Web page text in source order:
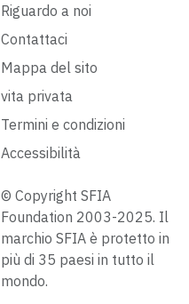
Riguardo a noi
Contattaci
Mappa del sito
vita privata
Termini e condizioni
Accessibilità
© Copyright SFIA
Foundation 2003-2025. Il
marchio SFIA è protetto in
più di 35 paesi in tutto il
mondo.